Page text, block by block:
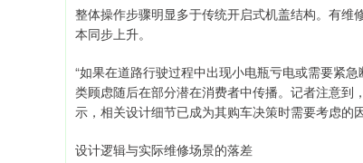
整体操作步骤明显多于传统开启式机盖结构。有
本同步上升。
“如果在道路行驶过程中出现小电瓶亏电或需要紧
类顾虑随后在部分潜在消费者中传播。记者注意
示，相关设计细节已成为其购车决策时需要考虑的
设计逻辑与实际维修场景的落差